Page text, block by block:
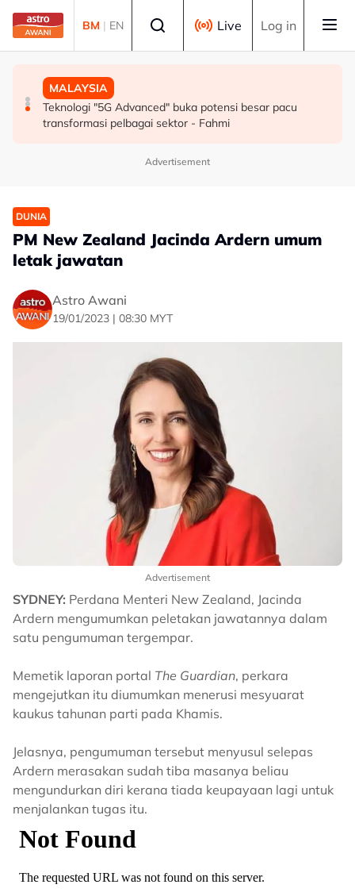
Skip to main content
BM | EN Live Log in
SUKAN
Mohamed Salah sertai Trabzonspor, terima €17 juta
semusim
MALAYSIA
Berita tempatan pilihan sepanjang hari ini
MALAYSIA
Teknologi "5G Advanced" buka potensi besar pacu
transformasi pelbagai sektor - Fahmi
Advertisement
DUNIA
PM New Zealand Jacinda Ardern umum
letak jawatan
Astro Awani
19/01/2023 | 08:30 MYT
Advertisement
SYDNEY: Perdana Menteri New Zealand, Jacinda
Ardern mengumumkan peletakan jawatannya dalam
satu pengumuman tergempar.
Memetik laporan portal The Guardian, perkara
mengejutkan itu diumumkan menerusi mesyuarat
kaukus tahunan parti pada Khamis.
Jelasnya, pengumuman tersebut menyusul selepas
Ardern merasakan sudah tiba masanya beliau
mengundurkan diri kerana tiada keupayaan lagi untuk
menjalankan tugas itu.